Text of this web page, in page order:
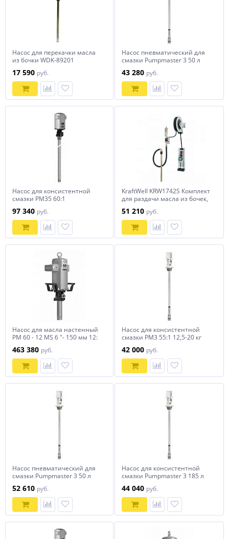
Насос для перекачки масла
из бочки WDK-89201
17 590 руб.
Насос пневматический для
смазки Pumpmaster 3 50 л
43 280 руб.
Насос для консистентной
смазки PM35 60:1
97 340 руб.
KraftWell KRW1742S Комплект
для раздачи масла из бочек,
51 210 руб.
Насос для масла настенный
PM 60 - 12 MS 6 "- 150 мм 12:
463 380 руб.
Насос для консистентной
смазки PM3 55:1 12,5-20 кг
42 000 руб.
Насос пневматический для
смазки Pumpmaster 3 50 л
52 610 руб.
Насос для консистентной
смазки Pumpmaster 3 185 л
44 040 руб.